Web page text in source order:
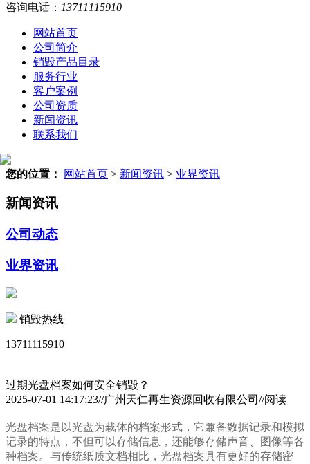
咨询电话： 13711115910
网站首页
公司简介
销毁产品目录
服务行业
客户案例
公司资质
新闻资讯
联系我们
您的位置： 网站首页 > 新闻资讯 > 业界资讯
新闻资讯
公司动态
业界资讯
销毁热线
13711115910
过期光盘档案如何安全销毁？
2025-07-01 14:17:23//广州天仁再生资源回收有限公司//阅读
光盘档案是以光盘为载体的档案形式，它兼备数据记录和模拟
记录的特点，不但可以存储信息，还能够存储声音、图像等各
种档案。与传统纸质文档相比，光盘档案具有更好的存储密